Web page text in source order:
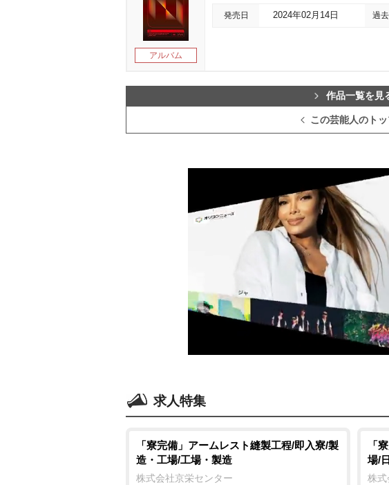
アルバム
発売日 2024年02月14日 過
作品一覧を見
この芸能人のト
求人特集
「寮完備」アームレスト縫製工程/即入寮/製
造・工場/工場・製造
株式会社京栄センター
「
場/
株式